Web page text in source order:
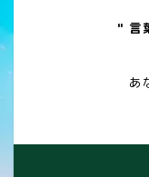
" 言
あ